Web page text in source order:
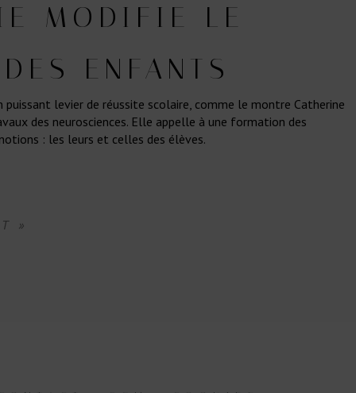
MODIFIE LE
ENFANTS
puissant levier de réussite scolaire, comme le montre Catherine
des neurosciences. Elle appelle à une formation des
: les leurs et celles des élèves.
»